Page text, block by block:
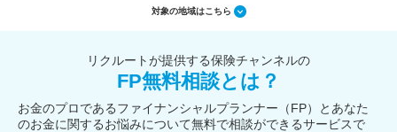
対象の地域はこちら
リクルートが提供する保険チャンネルの
FP無料相談とは？
お金のプロであるファイナンシャルプランナー（FP）とあなた
のお金に関するお悩みについて無料で相談ができるサービスで